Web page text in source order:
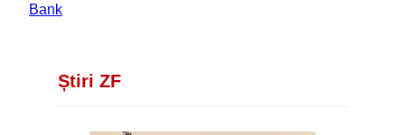
Bank
Știri ZF